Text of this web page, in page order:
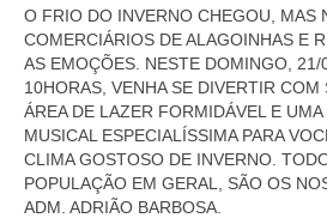
O FRIO DO INVERNO CHEGOU, MAS
COMERCIÁRIOS DE ALAGOINHAS E
AS EMOÇÕES. NESTE DOMINGO, 21/
10HORAS, VENHA SE DIVERTIR COM
ÁREA DE LAZER FORMIDÁVEL E
MUSICAL ESPECIALÍSSIMA PARA
CLIMA GOSTOSO DE INVERNO.
POPULAÇÃO EM GERAL, SÃO OS
ADM. ADRIÃO BARBOSA.